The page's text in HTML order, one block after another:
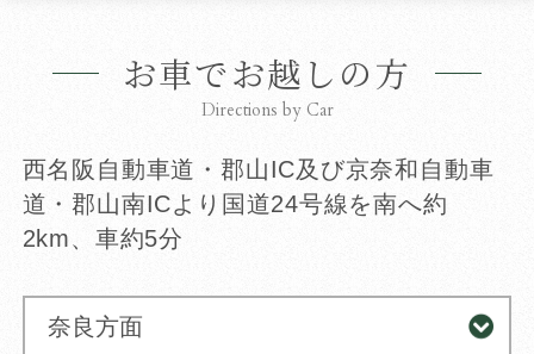
お車でお越しの方
Directions by Car
西名阪自動車道・郡山IC及び京奈和自動車
道・郡山南ICより 国道24号線を南へ約
2km、車約5分
奈良方面